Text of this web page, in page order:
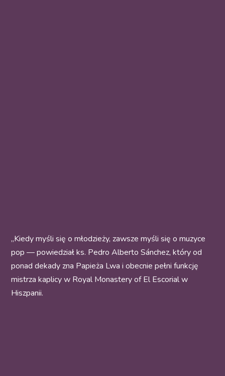
„Kiedy myśli się o młodzieży, zawsze myśli się o muzyce
pop — powiedział ks. Pedro Alberto Sánchez, który od
ponad dekady zna Papieża Lwa i obecnie pełni funkcję
mistrza kaplicy w Royal Monastery of El Escorial w
Hiszpanii.